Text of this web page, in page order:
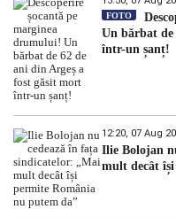
FOTO
Un bărbat de
într-un șanț!
12:20, 07 Aug
Ilie Bolojan
mult decât